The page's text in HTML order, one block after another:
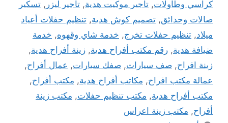
كراسي وطاولات, تأجير موكيت هدية, تاجير ليزر , تسكير
صالات وحدائق, تصميم كوش هدية, تنظيم حفلات أعياد
ميلاد, تنظيم حفلات تخرج, خدمة شاي وقهوه, خدمة
ضيافة هدية, رقم مكتب أفراح هدية, زينة أفراح هدية,
زينة افراح, صف سيارات, صفك سيارات, عمال أفراح,
عمالة مكتب افراح, مكاتب أفراح هدية, مكتب أفراح,
مكتب أفراح هدية, مكتب تنظيم حفلات, مكتب زينة
أفراح, مكتب زينة اعراس